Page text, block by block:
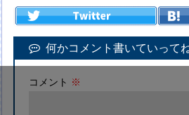
何かコメント書いていって
コメント ※